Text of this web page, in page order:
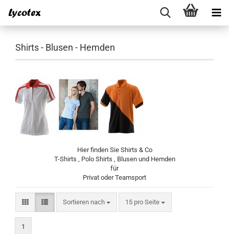
Shirts - Blusen - Hemden
Hier finden Sie Shirts & Co
T-Shirts , Polo Shirts , Blusen und Hemden
für
Privat oder Teamsport
Sortieren nach
Sortieren nach 15 pro Seite
pro Seite
1